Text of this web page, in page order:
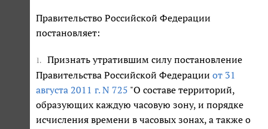
Правительство Российской Федерации
постановляет:
1.
Признать утратившим силу постановление
Правительства Российской Федерации от 31
августа 2011 г. N 725 "О составе территорий,
образующих каждую часовую зону, и порядке
исчисления времени в часовых зонах, а также о